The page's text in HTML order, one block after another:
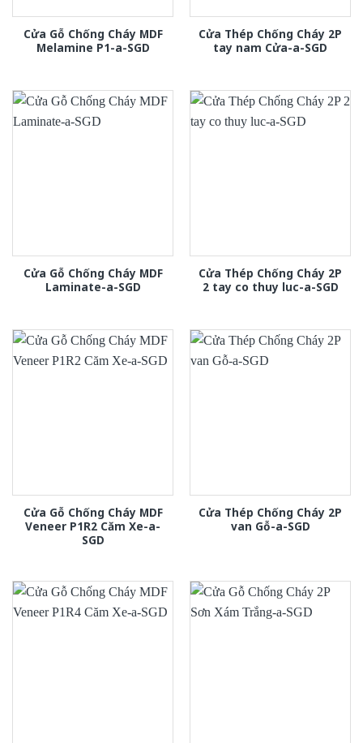
Cửa Gỗ Chống Cháy MDF
Melamine P1-a-SGD
Cửa Thép Chống Cháy 2P
tay nam Cửa-a-SGD
Cửa Gỗ Chống Cháy MDF
Laminate-a-SGD
Cửa Thép Chống Cháy 2P
2 tay co thuy luc-a-SGD
Cửa Gỗ Chống Cháy MDF
Veneer P1R2 Căm Xe-a-
SGD
Cửa Thép Chống Cháy 2P
van Gỗ-a-SGD